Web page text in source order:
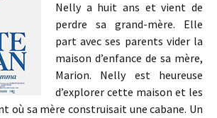
Nelly a huit ans et vient de
perdre sa grand-mère. Elle
part avec ses parents vider la
maison d’enfance de sa mère,
Marion. Nelly est heureuse
d’explorer cette maison et les
où sa mère construisait une cabane. Un